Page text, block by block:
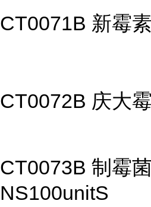
CT0071B 新霉
CT0072B 庆大
CT0073B 制霉
NS100unitS